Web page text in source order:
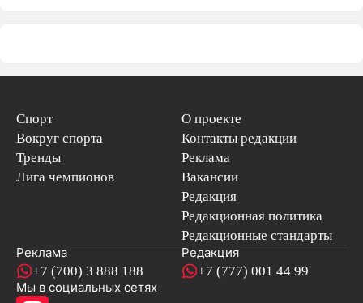
Спорт
Вокруг спорта
Тренды
Лига чемпионов
О проекте
Контакты редакции
Реклама
Вакансии
Редакция
Редакционная политика
Редакционные стандарты
Реклама
+7 (700) 3 888 188
Редакция
+7 (777) 001 44 99
Мы в социальных сетях